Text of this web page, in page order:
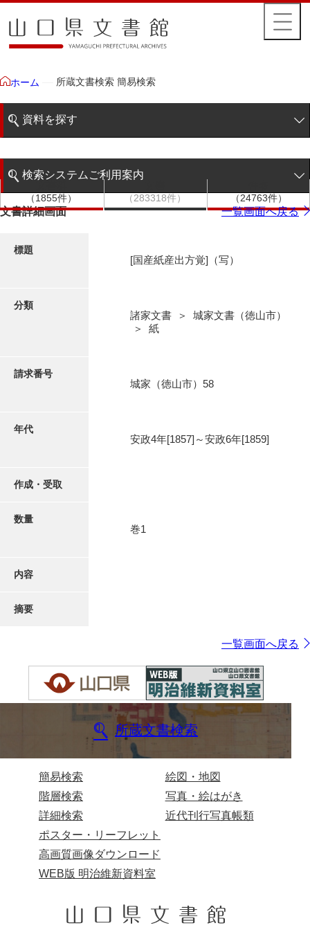
ホーム 所蔵文書検索 簡易検索
資料を探す
階層検索
写真・絵はがき
検索システムご利用案内
検索システムの利用について
（1855件）
（283318件）
（24763件）
文書詳細画面 一覧画面へ戻る
標題
[国産紙産出方覚]（写）
分類
諸家文書 ＞ 城家文書（徳山市）
＞ 紙
請求番号
城家（徳山市）58
年代
安政4年[1857]～安政6年[1859]
作成・受取
数量
巻1
内容
摘要
一覧画面へ戻る
所蔵文書検索
簡易検索
階層検索
詳細検索
絵図・地図
写真・絵はがき
近代刊行写真帳類
ポスター・リーフレット
高画質画像ダウンロード
WEB版 明治維新資料室